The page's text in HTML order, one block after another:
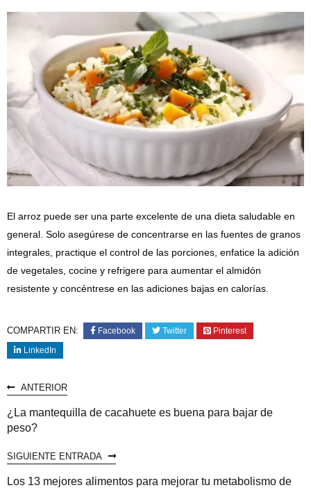
El arroz puede ser una parte excelente de una dieta saludable en
general. Solo asegúrese de concentrarse en las fuentes de granos
integrales, practique el control de las porciones, enfatice la adición
de vegetales, cocine y refrigere para aumentar el almidón
resistente y concéntrese en las adiciones bajas en calorías.
COMPARTIR EN: Facebook Twitter
Pinterest
LinkedIn
ANTERIOR
¿La mantequilla de cacahuete es buena para bajar de
peso?
SIGUIENTE ENTRADA
Los 13 mejores alimentos para mejorar tu metabolismo de